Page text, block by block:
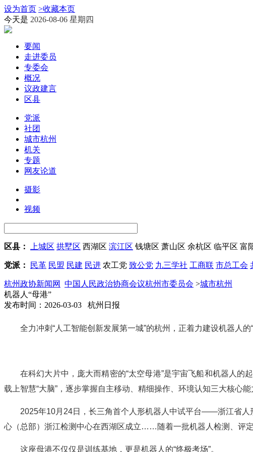
设为首页 >收藏本页
今天是 2026-08-06 星期四
要闻
走进委员
专委会
概况
议政建言
区县
党派
社团
城市杭州
机关
专题
网友论道
摄影
视频
区县： 上城区 拱墅区 西湖区 滨江区 钱塘区 萧山区 余杭区 临平区 富
党派： 民革 民盟 民建 民进 农工党 致公党 九三学社 工商联 市总工会
杭州政协新闻网 中国人民政治协商会议杭州市委员会 >城市杭州
机器人“母港”
发布时间：2026-03-03 杭州日报
全力冲刺“人工智能创新发展第一城”的杭州，正着力建设机器人的
在科幻大片中，庞大而精密的“太空母港”是宇宙飞船和机器人
载上智慧“大脑”，逐步掌握自主移动、精细操作、环境认知三大核心
2025年10月24日，长三角首个人形机器人中试平台——浙江省人
心（总部）浙江检测中心在西湖区成立……随着一批机器人检测、评
这座母港不仅仅是训练基地，更是机器人的“终极考场”。